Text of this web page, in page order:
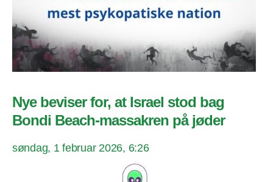
Nye beviser for, at Israel stod bag
Bondi Beach-massakren på jøder
søndag, 1 februar 2026, 6:26